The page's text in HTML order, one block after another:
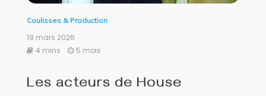
Coulisses & Production
19 mars 2026
4 mins
5 mois
Les acteurs de House